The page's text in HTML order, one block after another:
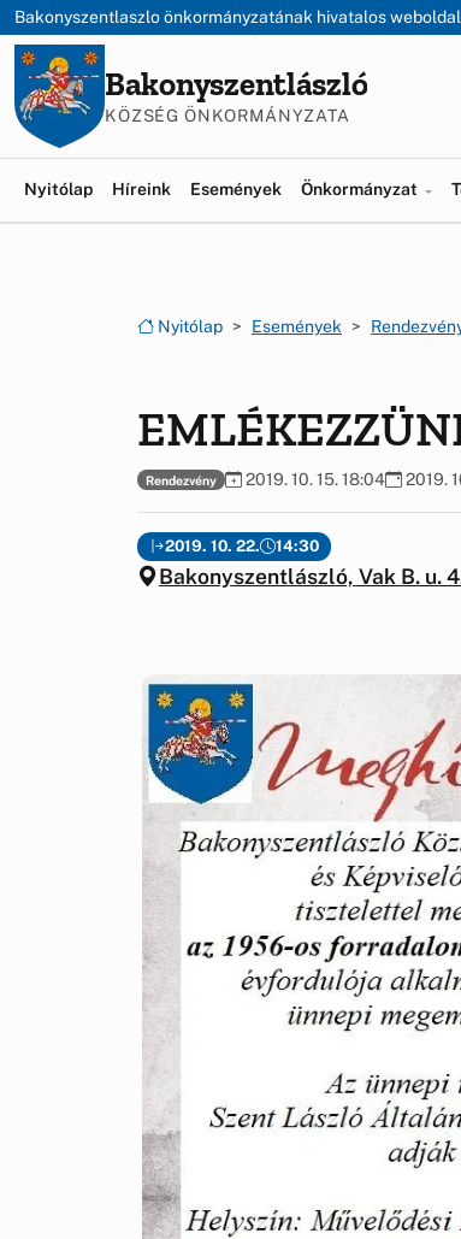
Ugrás a menüre
Ugrás a tartalomra
Bakonyszentlaszlo önkormányzatának hivatalos
Bakonyszentlászló
KÖZSÉG ÖNKORMÁNYZATA
Nyitólap Híreink Események Önkormányzat
Nyitólap Események
Rendezvény 2019. 10. 15. 18:04 2019.
2019. 10. 22. 14:30
Bakonyszentlászló, Vak B. u.